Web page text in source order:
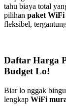
tahu biaya total
pilihan paket
fleksibel,
Daftar Harga
Budget Lo!
Biar lo nggak
lengkap WiFi